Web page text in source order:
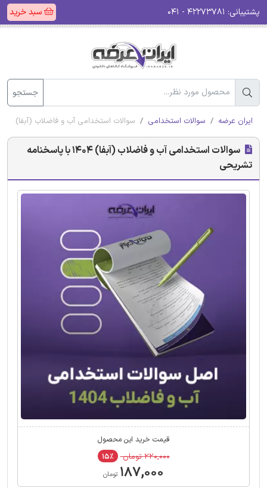
پشتیبانی: سبد خرید
جستجو
ایران عرضه سوالات استخدامی سوالات استخدامی آب و فاضلاب (آبفا) 1404 با پاسخنامه تشریحی
سوالات استخدامی آب و فاضلاب (آبفا) 1404 با پاسخنامه
تشریحی
قیمت خرید این محصول
۲۲۰,۰۰۰ تومان ۱۵٪
۱۸۷,۰۰۰ تومان